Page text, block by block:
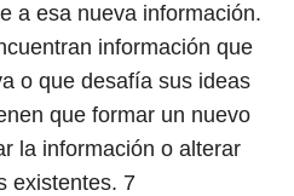
a esa nueva información.
información que
o que desafía sus ideas
que formar un nuevo
la información o alterar
existentes. 7